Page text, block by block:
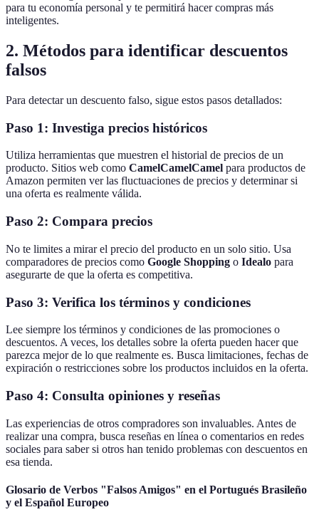
para tu economía personal y te permitirá hacer compras más
inteligentes.
2. Métodos para identificar descuentos
falsos
Para detectar un descuento falso, sigue estos pasos detallados:
Paso 1: Investiga precios históricos
Utiliza herramientas que muestren el historial de precios de un
producto. Sitios web como CamelCamelCamel para productos de
Amazon permiten ver las fluctuaciones de precios y determinar si
una oferta es realmente válida.
Paso 2: Compara precios
No te limites a mirar el precio del producto en un solo sitio. Usa
comparadores de precios como Google Shopping o Idealo para
asegurarte de que la oferta es competitiva.
Paso 3: Verifica los términos y condiciones
Lee siempre los términos y condiciones de las promociones o
descuentos. A veces, los detalles sobre la oferta pueden hacer que
parezca mejor de lo que realmente es. Busca limitaciones, fechas de
expiración o restricciones sobre los productos incluidos en la oferta.
Paso 4: Consulta opiniones y reseñas
Las experiencias de otros compradores son invaluables. Antes de
realizar una compra, busca reseñas en línea o comentarios en redes
sociales para saber si otros han tenido problemas con descuentos en
esa tienda.
Glosario de Verbos "Falsos Amigos" en el Portugués Brasileño
y el Español Europeo